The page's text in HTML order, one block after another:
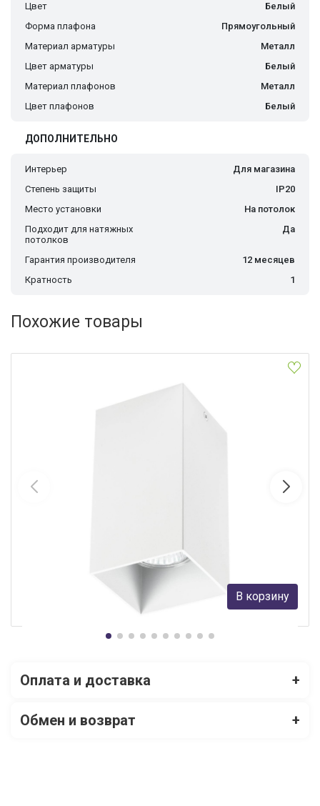
Цвет
Белый
Форма плафона
Прямоугольный
Материал арматуры
Металл
Цвет арматуры
Белый
Материал плафонов
Металл
Цвет плафонов
Белый
ДОПОЛНИТЕЛЬНО
Интерьер
Для магазина
Степень защиты
IP20
Место установки
На потолок
Подходит для натяжных
потолков
Да
Гарантия производителя
12 месяцев
Кратность
1
Похожие товары
В корзину
Оплата и доставка +
Обмен и возврат +